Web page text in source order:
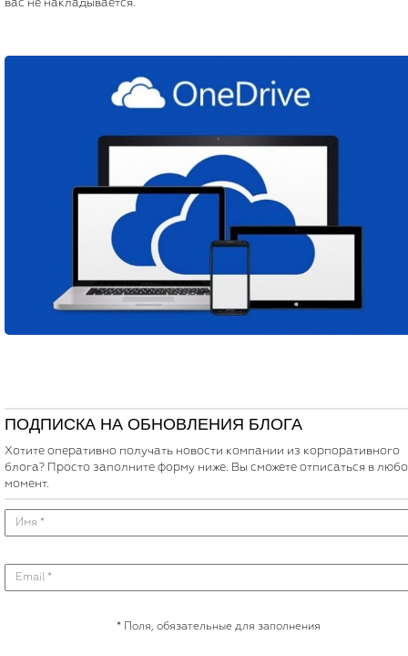
вас не накладывается.
ПОДПИСКА НА ОБНОВЛЕНИЯ БЛОГА
Хотите оперативно получать новости компании из корпоративного
блога? Просто заполните форму ниже. Вы сможете отписаться в
момент.
* Поля, обязательные для заполнения